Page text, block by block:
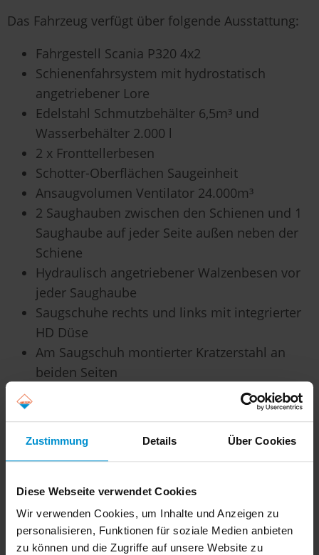
Zustimmung Details Über Cookies
Diese Webseite verwendet Cookies
Wir verwenden Cookies, um Inhalte und Anzeigen zu
personalisieren, Funktionen für soziale Medien anbieten
zu können und die Zugriffe auf unsere Website zu
Das Fahrzeug verfügt über folgende Ausstattung:
Fahrgestell Scania P320 4x2
Schienenfahrsystem mit hydrostatisch
angetriebener Lore
Edelstahl Schmutzbehälter 6,5m³ und
Wasserbehälter 2.000 l
2 x Fronttellerbesen
Schotter-Oberflächen Saugeinheit
Ansaugvolumen Ventilator 24.000m³
2 Saughauben zwischen den Schienen und 1
Saughaube auf jeder Seite außen neben der
Schiene
Hydraulisch angetriebener Walzenbesen vor
jeder Saughaube
Saugschuhe rechts und links mit integrierter
HD Düse
Am Saugschuh montierter Kratzerstahl an
beiden Seiten
Heckausleger, 4m lang und 200mm
Durchmesser
Federaufrollautomatik
Isolierter Ventilator + Seitenklappen (super
Silent Ausführung)